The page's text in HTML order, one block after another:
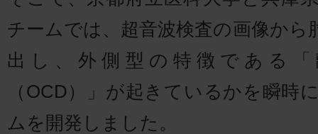
チームでは、超音波検査の画像から
出し、外側型の特徴である
（OCD）」が起きているかを瞬時
ムを開発しました。